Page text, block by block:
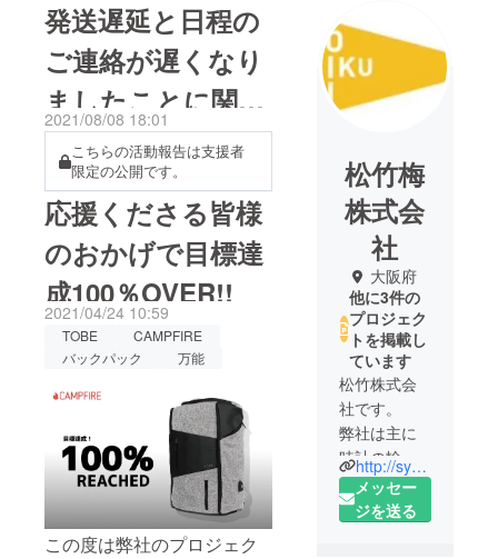
発送遅延と日程の
ご連絡が遅くなり
ましたことに関し
ましてのお詫び
2021/08/08 18:01
こちらの活動報告は支援者
限定の公開です。
応援くださる皆様
のおかげで目標達
成100％OVER!!
2021/04/24 10:59
TOBE
CAMPFIRE
バックパック
万能
この度は弊社のプロジェク
松竹梅
株式会
社
大阪府
他に3件の
プロジェク
トを掲載し
ています
松竹株式会
社です。
弊社は主に
時計の輸入
代理店、オ
リジナル製
http://syoutikubai.jp/
メッセー
ジを送る